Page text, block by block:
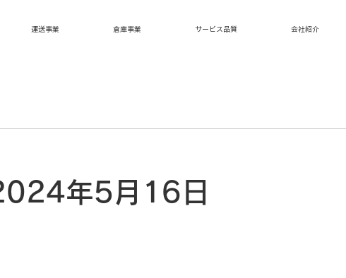
運送事業 倉庫事業 サービス品質 会社紹介
年5月16日